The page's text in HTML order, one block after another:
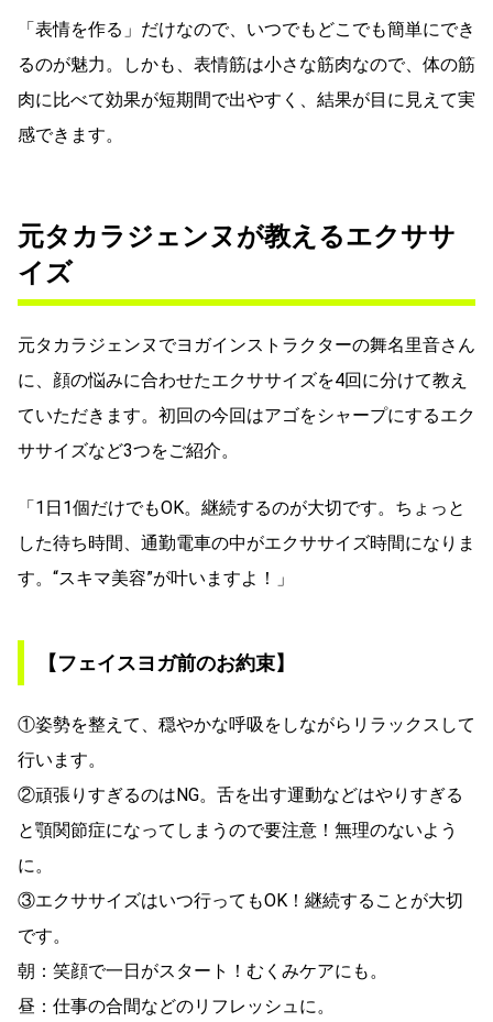
「表情を作る」だけなので、いつでもどこでも簡単にでき
るのが魅力。しかも、表情筋は小さな筋肉なので、体の筋
肉に比べて効果が短期間で出やすく、結果が目に見えて実
感できます。
元タカラジェンヌが教えるエクササ
イズ
元タカラジェンヌでヨガインストラクターの舞名里音さん
に、顔の悩みに合わせたエクササイズを4回に分けて教え
ていただきます。初回の今回はアゴをシャープにするエク
ササイズなど3つをご紹介。
「1日1個だけでもOK。継続するのが大切です。ちょっと
した待ち時間、通勤電車の中がエクササイズ時間になりま
す。“スキマ美容”が叶いますよ！」
【フェイスヨガ前のお約束】
①姿勢を整えて、穏やかな呼吸をしながらリラックスして
行います。
②頑張りすぎるのはNG。舌を出す運動などはやりすぎる
と顎関節症になってしまうので要注意！無理のないよう
に。
③エクササイズはいつ行ってもOK！継続することが大切
です。
朝：笑顔で一日がスタート！むくみケアにも。
昼：仕事の合間などのリフレッシュに。